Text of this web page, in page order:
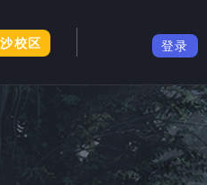
校区 登录